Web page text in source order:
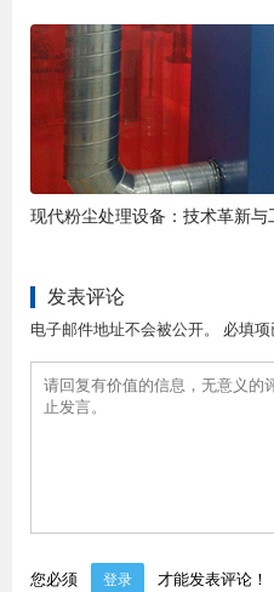
现代粉尘处理设备：技术革新
发表评论
电子邮件地址不会被公开。 必填
您必须 登录 才能发表评论！